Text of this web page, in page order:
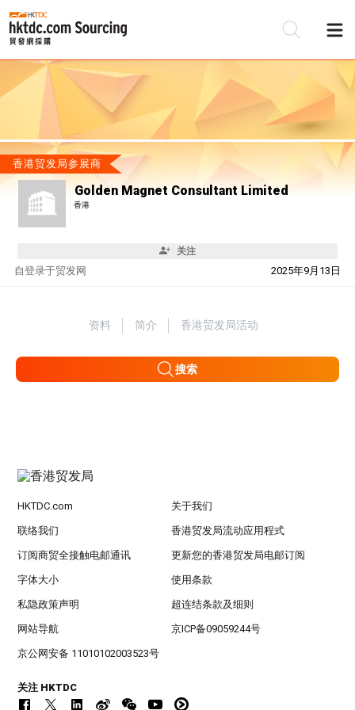
香港贸发局参展商
Golden Magnet Consultant Limited
香港
关注
自 2025年9月13日
登录于贸发网
资料 简介 香港贸发局活动
搜索
HKTDC.com 关于我们
联络我们 香港贸发局流动应用程式
订阅商贸全接触电邮通讯 更新您的香港贸发局电邮订阅
字体大小 使用条款
私隐政策声明 超连结条款及细则
网站导航 京ICP备09059244号
京公网安备 11010102003523号
关注 HKTDC